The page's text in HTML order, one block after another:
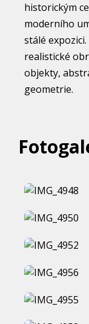
historickým
moderního
stálé
realistické
objekty,
geometrie.